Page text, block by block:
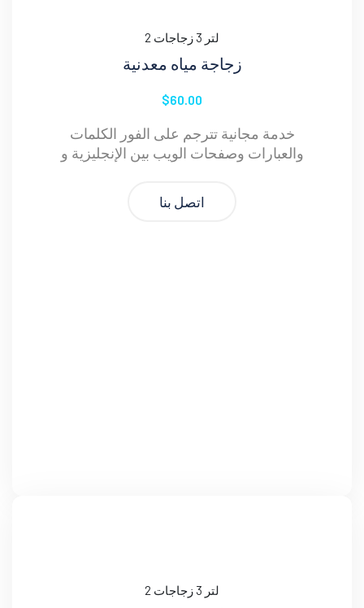
2 لتر 3 زجاجات
زجاجة مياه معدنية
$60.00
خدمة مجانية تترجم على الفور الكلمات
والعبارات وصفحات الويب بين الإنجليزية و
اتصل بنا
2 لتر 3 زجاجات